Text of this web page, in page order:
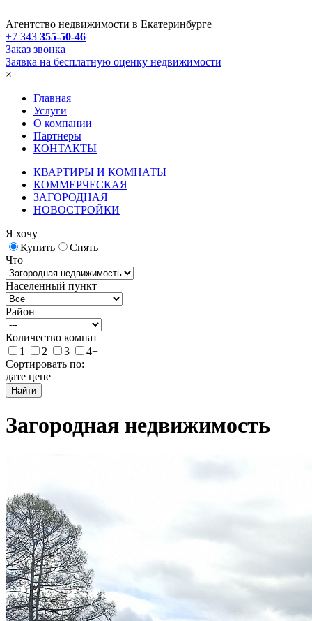
Агентство недвижимости в Екатеринбурге
+7 343 355-50-46
Заказ звонка
Заявка на бесплатную оценку недвижимости
×
Главная
Услуги
О компании
Партнеры
КОНТАКТЫ
КВАРТИРЫ И КОМНАТЫ
КОММЕРЧЕСКАЯ
ЗАГОРОДНАЯ
НОВОСТРОЙКИ
Я хочу
Купить
Снять
Что
Населенный пункт
Район
Количество комнат
1
2 3
4+
Сортировать по:
дате цене
Найти
Загородная недвижимость